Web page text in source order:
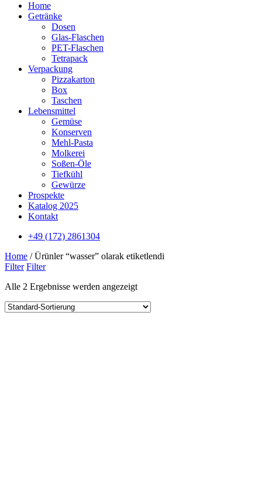
Home
Getränke
Dosen
Glas-Flaschen
PET-Flaschen
Tetrapack
Verpackung
Pizzakarton
Box
Taschen
Lebensmittel
Gemüse
Konserven
Mehl-Pasta
Molkerei
Soßen-Öle
Tiefkühl
Gewürze
Prospekte
Katalog 2025
Kontakt
+49 (172) 2861304
Home / Ürünler “wasser” olarak etiketlendi
Filter Filter
Alle 2 Ergebnisse werden angezeigt